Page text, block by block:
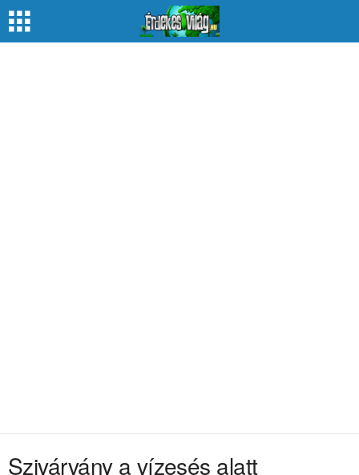
Szivárvány a vízesés alatt